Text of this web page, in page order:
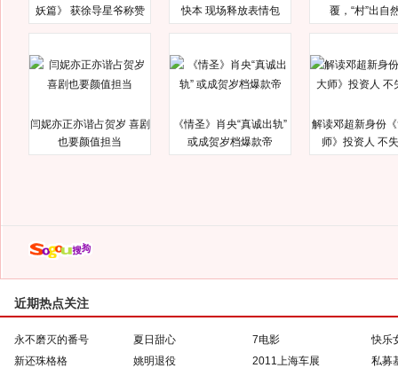
妖篇》 获徐导星爷称赞
快本 现场释放表情包
覆，“村”出自
闫妮亦正亦谐占贺岁 喜剧
也要颜值担当
《情圣》肖央“真诚出轨”
或成贺岁档爆款帝
解读邓超新身份
师》投资人 不
近期热点关注
永不磨灭的番号 夏日甜心 7电影
快乐
新还珠格格
姚明退役 2011上海车展
私募